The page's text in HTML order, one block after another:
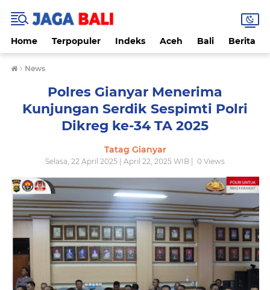
Home Terpopuler Indeks Aceh Bali Berita
› News
Polres Gianyar Menerima
Kunjungan Serdik Sespimti Polri
Dikreg ke-34 TA 2025
Tatag Gianyar
Selasa, 22 April 2025 | April 22, 2025 WIB | 0 Views